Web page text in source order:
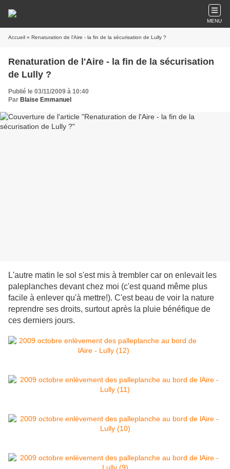
MENU
Accueil » Renaturation de l'Aire - la fin de la sécurisation de Lully ?
Renaturation de l'Aire - la fin de la sécurisation
de Lully ?
Publié le 03/11/2009 à 10:40
Par Blaise Emmanuel
L'autre matin le sol s'est mis à trembler car on enlevait les
paleplanches devant chez moi (c'est quand même plus
facile à enlever qu'à mettre!). C'est beau de voir la nature
reprendre ses droits, surtout après la pluie bénéfique de
ces derniers jours.